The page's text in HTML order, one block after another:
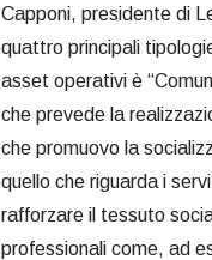
Capponi, presidente di
quattro principali
asset operativi è
che prevede la
che promuovo la
quello che riguarda i
rafforzare il tessuto
professionali come, ad